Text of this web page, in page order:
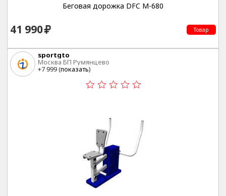
Беговая дорожка DFC M-680
41 990 Товар
sportgto
Москва БП Румянцево
+7 999 (показать)